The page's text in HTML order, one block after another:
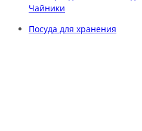
Чайники
Посуда для хранения